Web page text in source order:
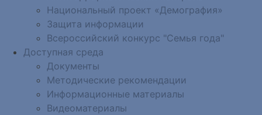
Национальный проект «Демография»
Защита информации
Всероссийский конкурс "Семья года"
Доступная среда
Документы
Методические рекомендации
Информационные материалы
Видеоматериалы